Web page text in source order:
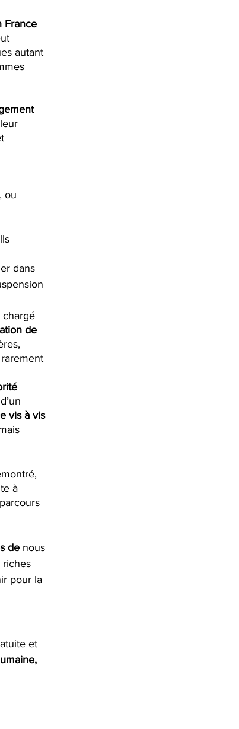
France
autant
ou
dans
chargé
de
vis à vis
à
de nous
riches
pour la
et